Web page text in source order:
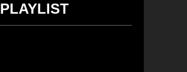
PLAYLIST